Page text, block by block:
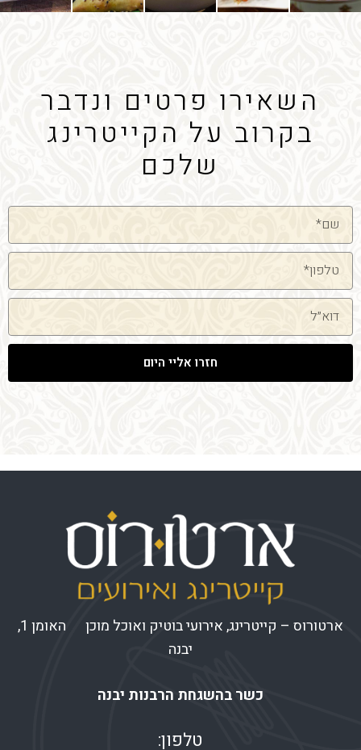
השאירו פרטים ונדבר
בקרוב על הקייטרינג
שלכם
שם
טלפון
דוא"ל
חזרו אליי היום
ארטורוס – קייטרינג, אירועי בוטיק ואוכל מוכן האומן 1,
יבנה
כשר בהשגחת הרבנות יבנה
טלפון: